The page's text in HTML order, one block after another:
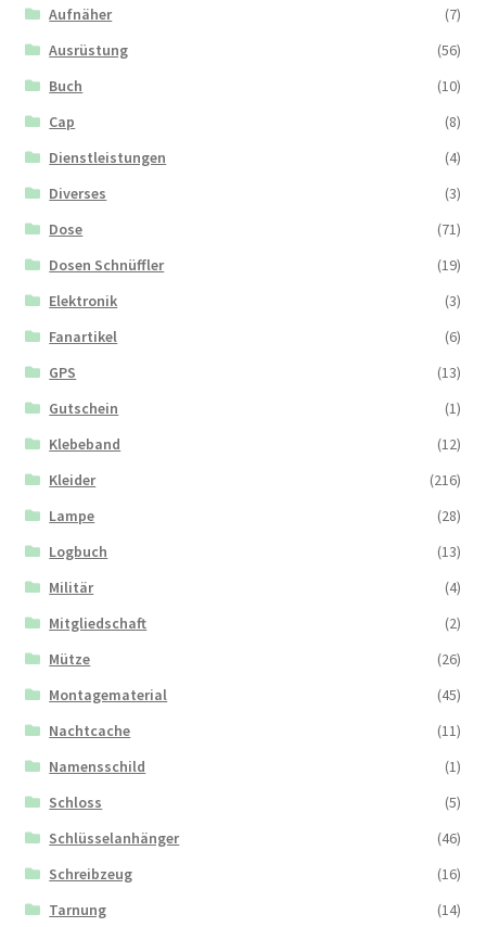
Aufnäher
(7)
Ausrüstung
(56)
Buch
(10)
Cap
(8)
Dienstleistungen
(4)
Diverses
(3)
Dose
(71)
Dosen Schnüffler
(19)
Elektronik
(3)
Fanartikel
(6)
GPS
(13)
Gutschein
(1)
Klebeband
(12)
Kleider
(216)
Lampe
(28)
Logbuch
(13)
Militär
(4)
Mitgliedschaft
(2)
Mütze
(26)
Montagematerial
(45)
Nachtcache
(11)
Namensschild
(1)
Schloss
(5)
Schlüsselanhänger
(46)
Schreibzeug
(16)
Tarnung
(14)